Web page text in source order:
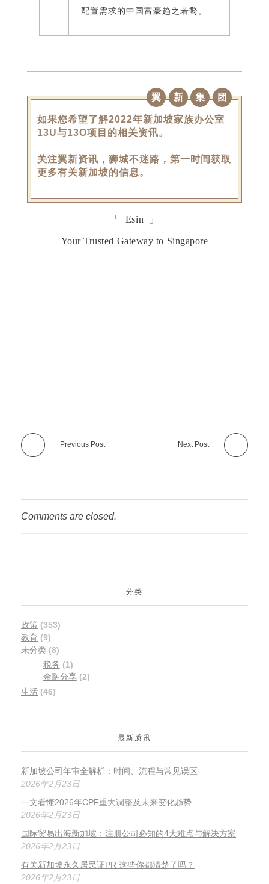
配置需求的中国富豪趋之若鹜。
翼 新 集 团
如果您希望了解2022年新加坡家族办公室
13U与13O项目的相关资讯。
关注翼新资讯，狮城不迷路，第一时间获取
更多有关新加坡的信息。
「 Esin 」
Your Trusted Gateway to Singapore
Previous Post Next Post
Comments are closed.
分类
政策 (353)
教育 (9)
未分类 (8)
税务 (1)
金融分享(2)
生活 (46)
最新质讯
新加坡公司年审全解析：时间、流程与常见误区
2026年2月23日
一文看懂2026年CPF重大调整及未来变化趋势
2026年2月23日
国际贸易出海新加坡：注册公司必知的4大难点与解决方案
2026年2月23日
有关新加坡永久居民证PR 这些你都清楚了吗？
2026年2月23日